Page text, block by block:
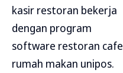
kasir restoran bekerja
dengan program
software restoran cafe
rumah makan unipos.